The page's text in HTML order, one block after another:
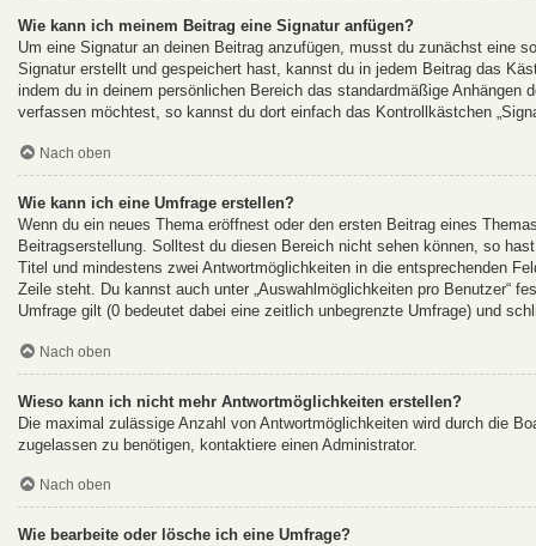
Wie kann ich meinem Beitrag eine Signatur anfügen?
Um eine Signatur an deinen Beitrag anzufügen, musst du zunächst eine
Signatur erstellt und gespeichert hast, kannst du in jedem Beitrag das
indem du in deinem persönlichen Bereich das standardmäßige
verfassen möchtest, so kannst du dort einfach das Kontrollkästchen
Nach oben
Wie kann ich eine Umfrage erstellen?
Wenn du ein neues Thema eröffnest oder den ersten Beitrag eines
Beitragserstellung. Solltest du diesen Bereich nicht sehen können, so
Titel und mindestens zwei Antwortmöglichkeiten in die entsprechenden
Zeile steht. Du kannst auch unter „Auswahlmöglichkeiten pro Benutzer“
Umfrage gilt (0 bedeutet dabei eine zeitlich unbegrenzte Umfrage) und
Nach oben
Wieso kann ich nicht mehr Antwortmöglichkeiten erstellen?
Die maximal zulässige Anzahl von Antwortmöglichkeiten wird durch die
zugelassen zu benötigen, kontaktiere einen Administrator.
Nach oben
Wie bearbeite oder lösche ich eine Umfrage?